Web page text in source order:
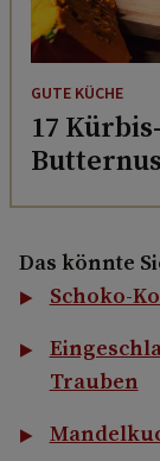
GUTE KÜCHE
17
Das könnte
Schoko-
Trauben